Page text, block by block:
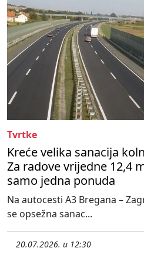
Tvrtke
Kreće velika sanacija
Za radove vrijedne 12,4
samo jedna ponuda
Na autocesti A3 Bregana –
se opsežna sanac...
20.07.2026. u 12:30